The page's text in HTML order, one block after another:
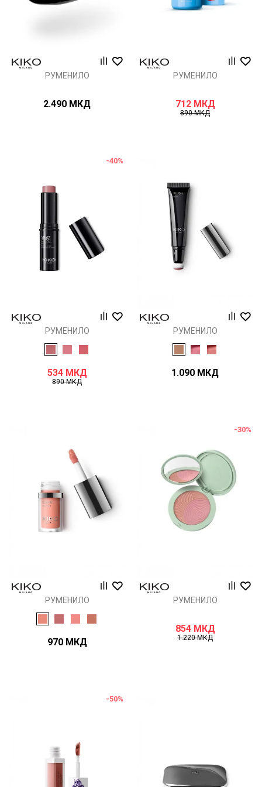
РУМЕНИЛО
2.490 МКД
РУМЕНИЛО
712 МКД
890МКД
-40%
РУМЕНИЛО
534 МКД
890МКД
РУМЕНИЛО
1.090 МКД
РУМЕНИЛО
970 МКД
-30%
РУМЕНИЛО
854 МКД
1.220МКД
-50%